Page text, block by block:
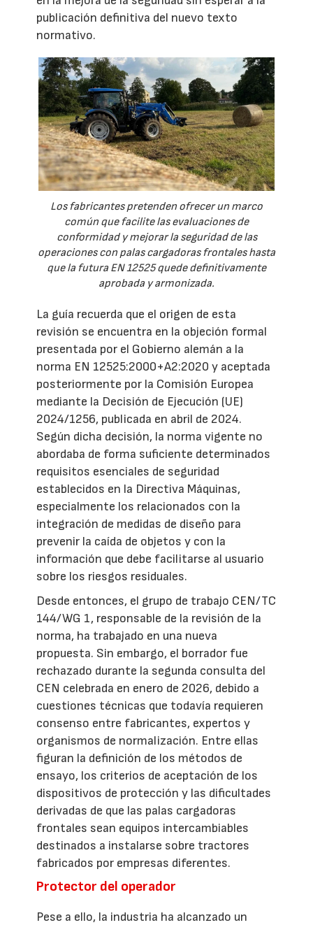
publicación definitiva del nuevo texto
normativo.
Los fabricantes pretenden ofrecer un marco
común que facilite las evaluaciones de
conformidad y mejorar la seguridad de las
operaciones con palas cargadoras frontales hasta
que la futura EN 12525 quede definitivamente
aprobada y armonizada.
La guía recuerda que el origen de esta
revisión se encuentra en la objeción formal
presentada por el Gobierno alemán a la
norma EN 12525:2000+A2:2020 y aceptada
posteriormente por la Comisión Europea
mediante la Decisión de Ejecución (UE)
2024/1256, publicada en abril de 2024.
Según dicha decisión, la norma vigente no
abordaba de forma suficiente determinados
requisitos esenciales de seguridad
establecidos en la Directiva Máquinas,
especialmente los relacionados con la
integración de medidas de diseño para
prevenir la caída de objetos y con la
información que debe facilitarse al usuario
sobre los riesgos residuales.
Desde entonces, el grupo de trabajo CEN/TC
144/WG 1, responsable de la revisión de la
norma, ha trabajado en una nueva
propuesta. Sin embargo, el borrador fue
rechazado durante la segunda consulta del
CEN celebrada en enero de 2026, debido a
cuestiones técnicas que todavía requieren
consenso entre fabricantes, expertos y
organismos de normalización. Entre ellas
figuran la definición de los métodos de
ensayo, los criterios de aceptación de los
dispositivos de protección y las dificultades
derivadas de que las palas cargadoras
frontales sean equipos intercambiables
destinados a instalarse sobre tractores
fabricados por empresas diferentes.
Protector del operador
Pese a ello, la industria ha alcanzado un